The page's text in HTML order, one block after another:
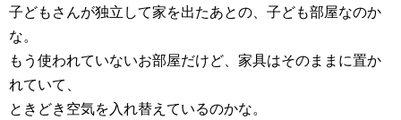
子どもさんが独立して家を出たあとの、子ども部屋なのか
な。
もう使われていないお部屋だけど、家具はそのままに置か
れていて、
ときどき空気を入れ替えているのかな。